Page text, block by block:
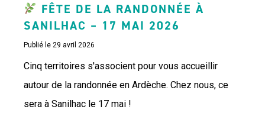
FÊTE DE LA RANDONNÉE À
SANILHAC – 17 MAI 2026
Publié le 29 avril 2026
Cinq territoires s'associent pour vous accueillir
autour de la randonnée en Ardèche. Chez nous, ce
sera à Sanilhac le 17 mai !